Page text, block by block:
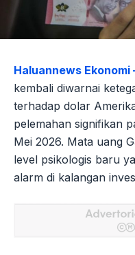
Haluannews Ekonomi
kembali diwarnai
terhadap dolar
pelemahan signifikan
Mei 2026. Mata uang
level psikologis baru
alarm di kalangan